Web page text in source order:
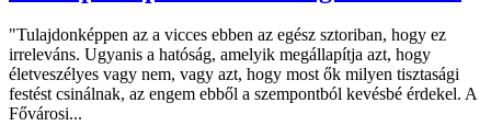
"Tulajdonképpen az a vicces ebben az egész sztoriban, hogy ez
irreleváns. Ugyanis a hatóság, amelyik megállapítja azt, hogy
életveszélyes vagy nem, vagy azt, hogy most ők milyen tisztasági
festést csinálnak, az engem ebből a szempontból kevésbé érdekel. A
Fővárosi...